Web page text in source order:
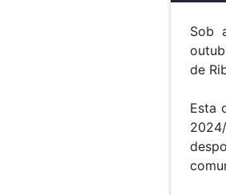
Sob
de
Esta